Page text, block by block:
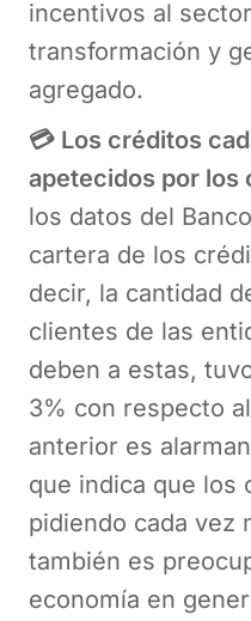
incentivos al
transformación y
agregado.
💳 Los créditos
apetecidos por los
los datos del
cartera de los
decir, la cantidad
clientes de las
deben a estas,
3% con respecto
anterior es
que indica que los
pidiendo cada vez
también es
economía en